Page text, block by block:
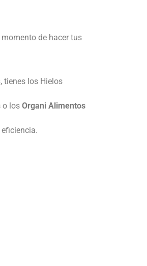
de hacer tus
tienes los Hielos
o los Organi Alimentos